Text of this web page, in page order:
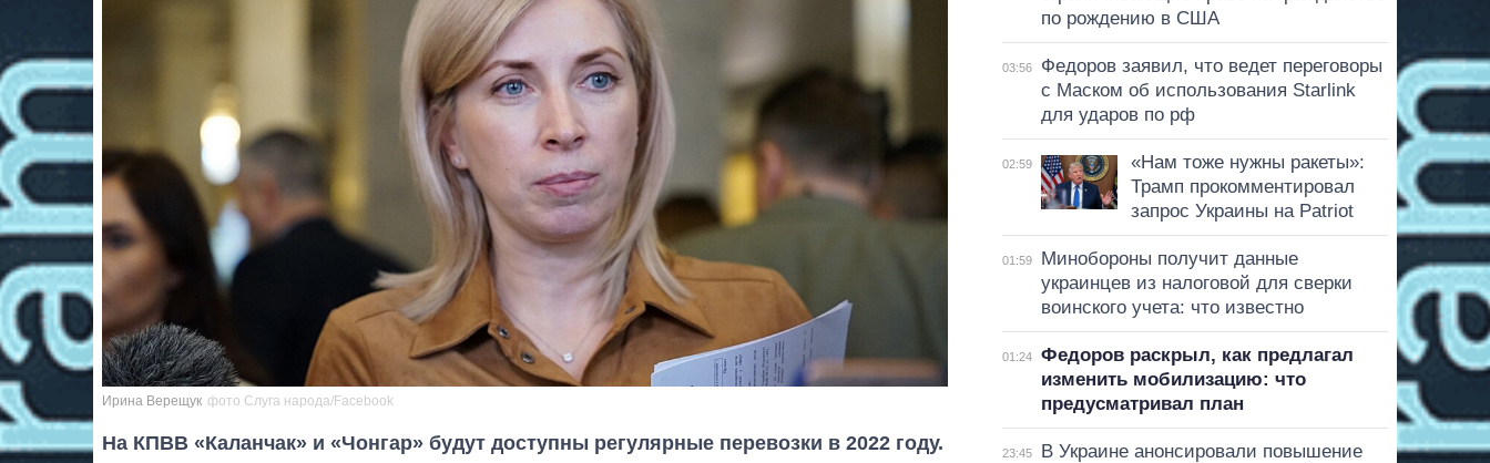
Ирина Верещук фото Слуга народа/Facebook
На КПВВ «Каланчак» и «Чонгар» будут доступны регулярные перевозки в 2022 году.
по рождению в США
03:56
Федоров заявил, что ведет переговоры
с Маском об использования Starlink
для ударов по рф
02:59
«Нам тоже нужны ракеты»:
Трамп прокомментировал
запрос Украины на Patriot
01:59
Минобороны получит данные
украинцев из налоговой для сверки
воинского учета: что известно
01:24
Федоров раскрыл, как предлагал
изменить мобилизацию: что
предусматривал план
23:45
В Украине анонсировали повышение